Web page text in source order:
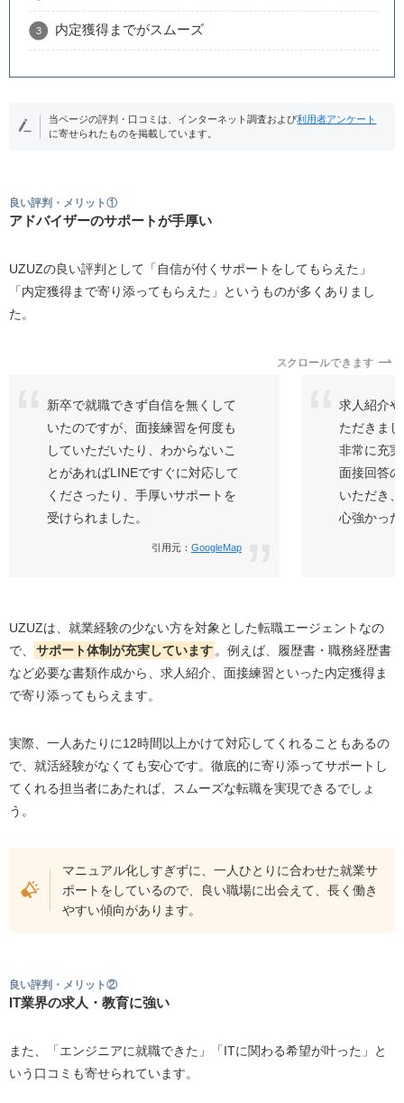
内定獲得までがスムーズ
当ページの評判・口コミは、インターネット調査および利用者アンケート
に寄せられたものを掲載しています。
良い評判・メリット①
アドバイザーのサポートが手厚い
UZUZの良い評判として「自信が付くサポートをしてもらえた」
「内定獲得まで寄り添ってもらえた」というものが多くありまし
た。
スクロールできます
新卒で就職できず自信を無くして
いたのですが、面接練習を何度も
していただいたり、わからないこ
とがあればLINEですぐに対応して
くださったり、手厚いサポートを
受けられました。
引用元： GoogleMap
求人紹介
ただきま
非常に充
面接回答
いただき
心強かっ
UZUZは、就業経験の少ない方を対象とした転職エージェントなの
で、
サポート体制が充実しています 。例えば、履歴書・職務経歴書
など必要な書類作成から、求人紹介、面接練習といった内定獲得ま
で寄り添ってもらえます。
実際、一人あたりに12時間以上かけて対応してくれることもあるの
で、就活経験がなくても安心です。徹底的に寄り添ってサポートし
てくれる担当者にあたれば、スムーズな転職を実現できるでしょ
う。
マニュアル化しすぎずに、一人ひとりに合わせた就業サ
ポートをしているので、良い職場に出会えて、長く働き
やすい傾向があります。
良い評判・メリット②
IT業界の求人・教育に強い
また、「エンジニアに就職できた」「ITに関わる希望が叶った」と
いう口コミも寄せられています。